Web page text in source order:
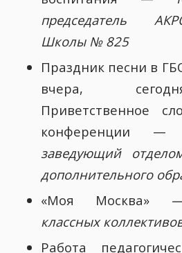
председатель
Школы № 825
Праздник песни в
вчера,
Приветственное
конференции —
заведующий
дополнительного
«Моя Москва» —
классных
Работа